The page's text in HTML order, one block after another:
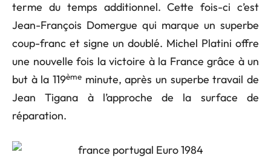
terme du temps additionnel. Cette fois-ci c’est
Jean-François Domergue qui marque un superbe
coup-franc et signe un doublé. Michel Platini offre
une nouvelle fois la victoire à la France grâce à un
but à la 119ème minute, après un superbe travail de
Jean Tigana à l’approche de la surface de
réparation.